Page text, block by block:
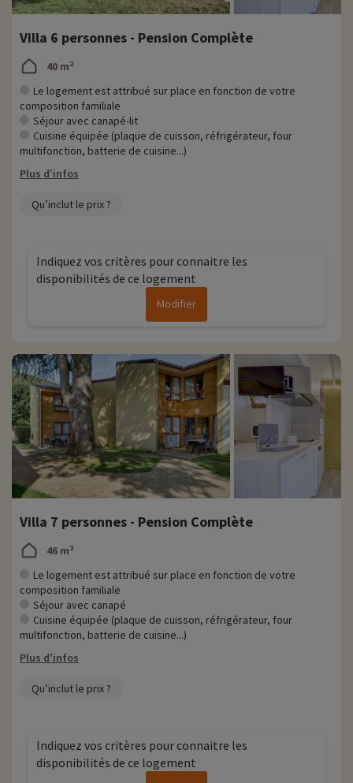
Villa 6 personnes - Pension Complète
40 m²
Le logement est attribué sur place en fonction de votre
composition familiale
Séjour avec canapé-lit
Cuisine équipée (plaque de cuisson, réfrigérateur, four
multifonction, batterie de cuisine...)
Plus d'infos
Qu’inclut le prix ?
Indiquez vos critères pour connaitre les
disponibilités de ce logement
Modifier
Villa 7 personnes - Pension Complète
46 m²
Le logement est attribué sur place en fonction de votre
composition familiale
Séjour avec canapé
Cuisine équipée (plaque de cuisson, réfrigérateur, four
multifonction, batterie de cuisine...)
Plus d'infos
Qu’inclut le prix ?
Indiquez vos critères pour connaitre les
disponibilités de ce logement